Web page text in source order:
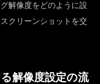
解像度をどのように設
クリーンショットを交
解像度設定の流